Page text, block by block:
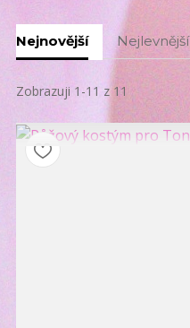
Nejnovější Nejlevnější
Zobrazuji 1-11 z 11